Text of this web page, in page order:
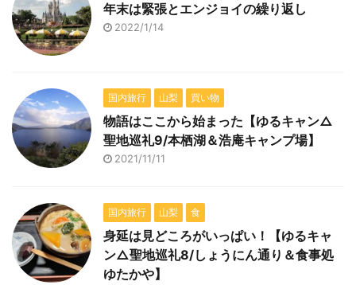
年末は緊張とエンジョイの繰り返し
2022/1/14
国内旅行 山梨 買い物
物語はここから始まった【ゆるキャン△
聖地巡礼9/本栖湖＆浩庵キャンプ場】
2021/11/11
国内旅行 山梨 食
身延は見どころがいっぱい！【ゆるキャ
ン△聖地巡礼8/しょうにん通り＆食事処
ゆたかや】